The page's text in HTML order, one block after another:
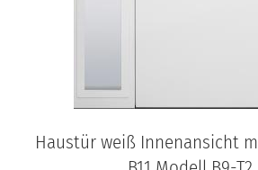
Haustür weiß Innenansicht